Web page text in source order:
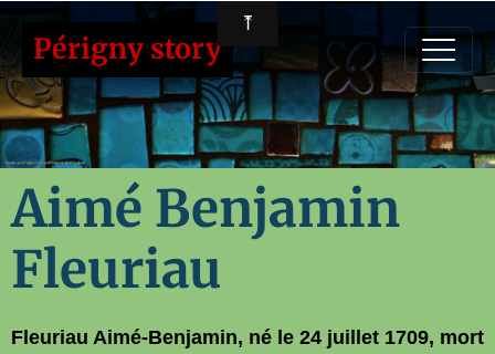
Périgny story
Aimé Benjamin
Fleuriau
Fleuriau Aimé-Benjamin, né le 24 juillet 1709, mort